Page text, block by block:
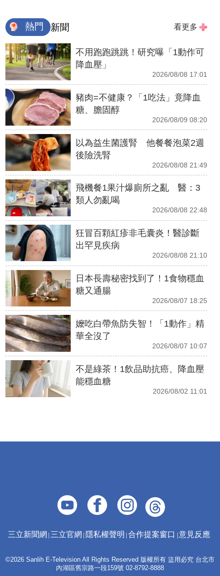
熱門 新聞 看更多
不用跑跑跳跳！研究曝「1動作可
降血壓」
2026/08/08 17:01
豬肉=不健康？「1吃法」竟降血
糖、膽固醇
2026/08/09 08:20
以為益生菌護腎 他餐餐泡菜2週
後險洗腎
2026/08/08 21:49
飛機餐1果汁爆廁所之亂 醫：3
類人勿亂喝
2026/08/08 22:48
狂冒百顆紅疹非毛囊炎！醫診斷
出罕見疾病
2026/08/08 21:10
日本長壽秘密找到了！1食物穩血
糖又通腸
2026/08/07 18:25
嬤吃白帶魚防失智！「1動作」精
華全沒了
2026/08/07 10:07
不是綠茶！1飲品助抗癌、降血壓
能穩血糖
2026/08/02 11:01
三立新聞網 三立官網 隱私權聲明 合作提案窗口 意見反應
©2026 Sanlih E-Television All Rights Reserved 版權所有 盜用必究 台北市
內湖區舊宗路一段159號 02-8792-8888